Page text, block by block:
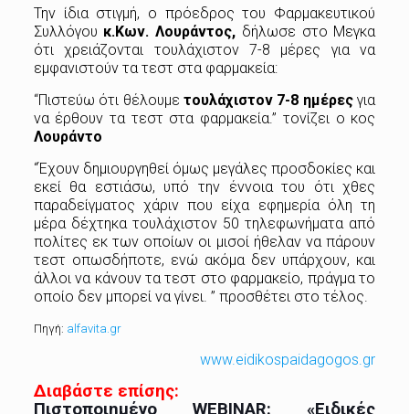
Την ίδια στιγμή, ο πρόεδρος του Φαρμακευτικού
Συλλόγου κ.Κων. Λουράντος, δήλωσε στο Μεγκα
ότι χρειάζονται τουλάχιστον 7-8 μέρες για να
εμφανιστούν τα τεστ στα φαρμακεία:
“Πιστεύω ότι θέλουμε τουλάχιστον 7-8 ημέρεςγια
να έρθουν τα τεστ στα φαρμακεία.” τονίζει ο κος
Λουράντο
“Έχουν δημιουργηθεί όμως μεγάλες προσδοκίες και
εκεί θα εστιάσω, υπό την έννοια του ότι χθες
παραδείγματος χάριν που είχα εφημερία όλη τη
μέρα δέχτηκα τουλάχιστον 50 τηλεφωνήματα από
πολίτες εκ των οποίων οι μισοί ήθελαν να πάρουν
τεστ οπωσδήποτε, ενώ ακόμα δεν υπάρχουν, και
άλλοι να κάνουν τα τεστ στο φαρμακείο, πράγμα το
οποίο δεν μπορεί να γίνει. ” προσθέτει στο τέλος.
Πηγή: alfavita.gr
www.eidikospaidagogos.gr
Διαβάστε επίσης:
Πιστοποιημένο WEBINAR: «Ειδικές